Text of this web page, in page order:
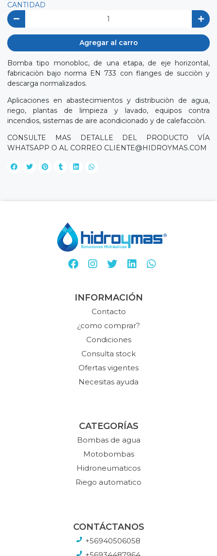
CANTIDAD
Agregar al carro
Bomba tipo monobloc, de una etapa, de eje horizontal,
fabricaciòn bajo norma EN 733 con flanges de succiòn y
descarga normalizados.
Aplicaciones en abastecimientos y distribuciòn de agua,
riego, plantas de limpieza y lavado, equipos contra
incendios, sistemas de aire acondicionado y de calefacciòn.
CONSULTE MAS DETALLE DEL PRODUCTO VÍA
WHATSAPP O AL CORREO CLIENTE@HIDROYMAS.COM
INFORMACIÓN
Contacto
¿como comprar?
Condiciones
Consulta stock
Ofertas vigentes
Necesitas ayuda
CATEGORÍAS
Bombas de agua
Motobombas
Hidroneumaticos
Riego automatico
CONTÁCTANOS
+56940506058